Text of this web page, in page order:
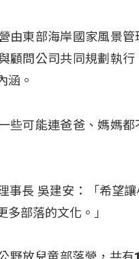
由東部海岸國家風景
顧問公司共同規劃執
涵。
些可能連爸爸、媽媽
事長 吳建安：「希望
多部落的文化。」